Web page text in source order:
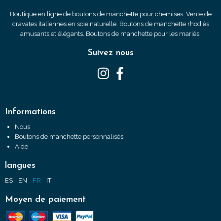
Boutique en ligne de boutons de manchette pour chemises. Vente de
cravates italiennes en soie naturelle. Boutons de manchette rhodiés
amusants et élégants. Boutons de manchette pour les mariés.
Suivez nous
Informations
Nous
Boutons de manchette personnalisés
Aide
langues
ES EN FR IT
Moyen de paiement